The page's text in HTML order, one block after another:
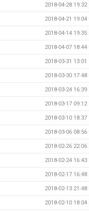
2018-04-28 19:32
2018-04-21 19:04
2018-04-14 19:35
2018-04-07 18:44
2018-03-31 13:01
2018-03-30 17:48
2018-03-24 16:39
2018-03-17 09:12
2018-03-10 18:37
2018-03-06 08:56
2018-02-26 22:06
2018-02-24 16:43
2018-02-17 16:48
2018-02-13 21:48
2018-02-10 18:04